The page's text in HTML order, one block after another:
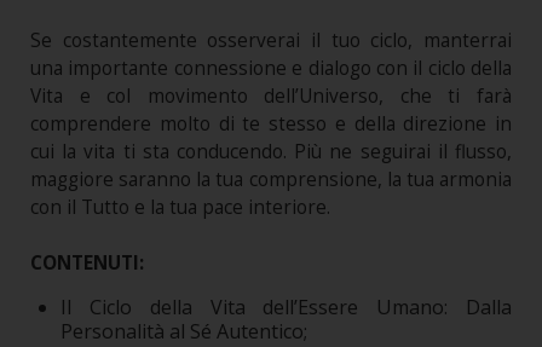
Se costantemente osserverai il tuo ciclo, manterrai
una importante connessione e dialogo con il ciclo della
Vita e col movimento dell’Universo, che ti farà
comprendere molto di te stesso e della direzione in
cui la vita ti sta conducendo. Più ne seguirai il flusso,
maggiore saranno la tua comprensione, la tua armonia
con il Tutto e la tua pace interiore.
CONTENUTI:
Il Ciclo della Vita dell’Essere Umano: Dalla
Personalità al Sé Autentico;